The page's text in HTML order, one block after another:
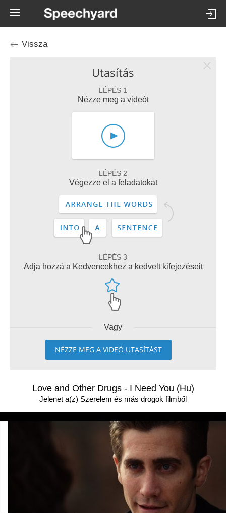
Vissza
Utasítás
LÉPÉS 1
Nézze meg a videót
LÉPÉS 2
Végezze el a feladatokat
LÉPÉS 3
Adja hozzá a Kedvencekhez a kedvelt kifejezéseit
Vagy
NÉZZE MEG A VIDEÓ UTASÍTÁST
Love and Other Drugs - I Need You (Hu)
Jelenet a(z) Szerelem és más drogok filmből